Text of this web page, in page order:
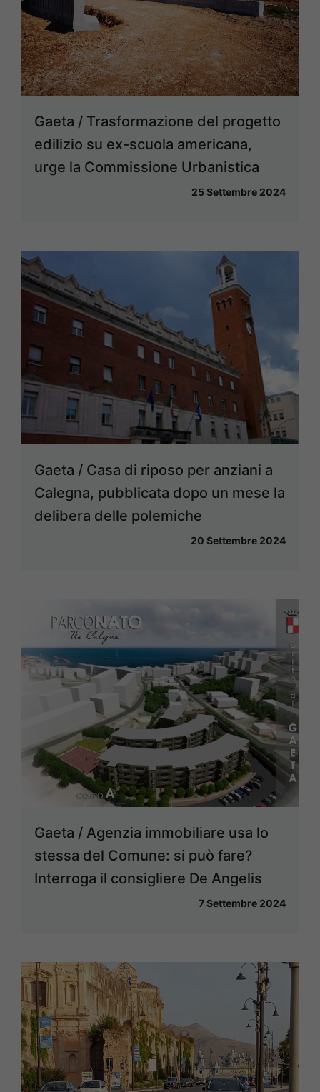
Gaeta / Trasformazione del progetto
edilizio su ex-scuola americana,
urge la Commissione Urbanistica
25 Settembre 2024
Gaeta / Casa di riposo per anziani a
Calegna, pubblicata dopo un mese la
delibera delle polemiche
20 Settembre 2024
Gaeta / Agenzia immobiliare usa lo
stessa del Comune: si può fare?
Interroga il consigliere De Angelis
7 Settembre 2024